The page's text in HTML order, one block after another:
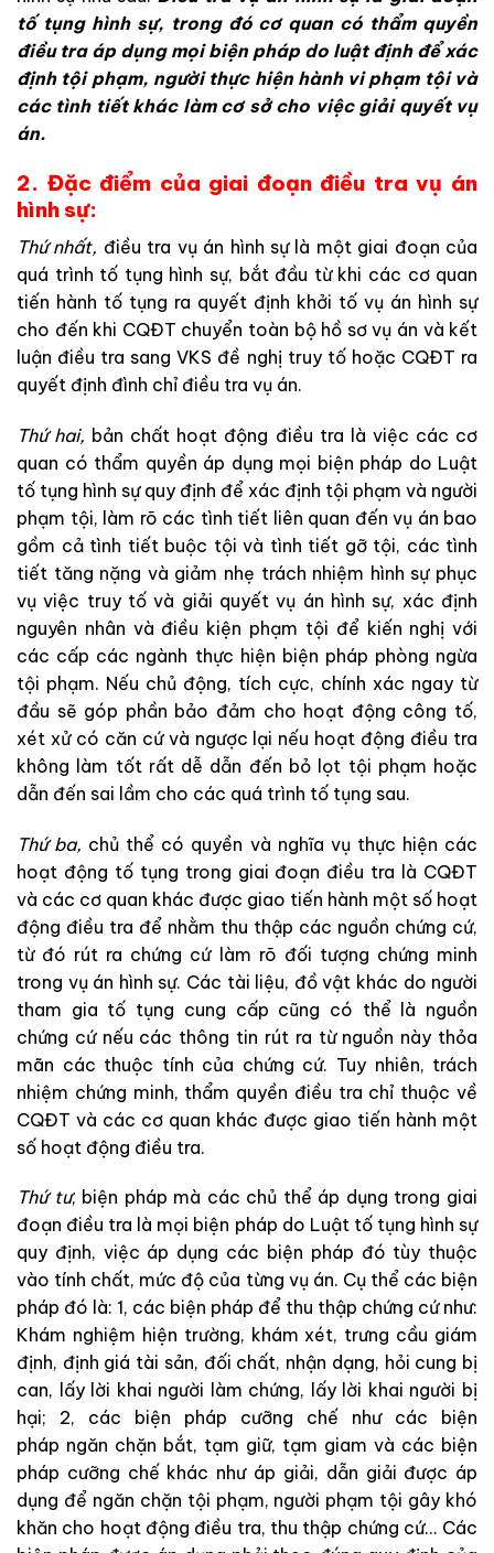
tố tụng hình sự, trong đó cơ quan có thẩm quyền
điều tra áp dụng mọi biện pháp do luật định để xác
định tội phạm, người thực hiện hành vi phạm tội và
các tình tiết khác làm cơ sở cho việc giải quyết vụ
án.
2. Đặc điểm của giai đoạn điều tra vụ án
hình sự:
Thứnhất, điều tra vụ án hình sự là một giai đoạn của
quá trình tố tụng hình sự, bắt đầu từ khi các cơ quan
tiến hành tố tụng ra quyết định khởi tố vụ án hình sự
cho đến khi CQĐT chuyển toàn bộ hồ sơvụ án và kết
luận điều tra sangVKS đề nghị truy tố hoặc CQĐT ra
quyết định đình chỉ điều tra vụ án.
Thứhai, bản chất hoạt động điều tra là việc các cơ
quan có thẩm quyền áp dụng mọi biện pháp do Luật
tố tụng hình sự quy định để xác định tội phạm và người
phạm tội, làm rõ các tình tiết liên quan đến vụ án bao
gồm cả tình tiết buộc tội và tình tiết gỡ tội, các tình
tiết tăng nặng và giảm nhẹ trách nhiệm hình sự phục
vụ việc truy tốvà giải quyếtvụ án hình sự, xác định
nguyên nhân và điều kiện phạm tội để kiến nghịvới
các cấp các ngành thực hiện biện pháp phòng ngừa
tội phạm. Nếu chủ động, tích cực, chính xác ngay từ
đầu sẽ góp phần bảo đảm cho hoạt động công tố,
xét xử có căn cứ và ngược lại nếu hoạt động điều tra
không làm tốt rất dễ dẫn đến bỏ lọt tội phạm hoặc
dẫn đến sai lầm cho các quá trình tố tụng sau.
Thứba, chủ thể có quyền và nghĩa vụ thực hiện các
hoạt động tố tụng trong giai đoạn điều tra là CQĐT
và các cơ quan khác được giao tiến hành một số hoạt
động điều tra để nhằm thu thập các nguồn chứng cứ,
từ đó rút ra chứng cứ làm rõ đối tượng chứng minh
trong vụ án hình sự. Các tài liệu, đồvật khác do người
tham gia tố tụng cung cấp cũng có thể là nguồn
chứng cứ nếu các thông tin rút ra từ nguồn này thỏa
mãn các thuộc tính của chứng cứ. Tuy nhiên, trách
nhiệm chứng minh, thẩm quyền điều tra chỉ thuộcvề
CQĐT và các cơ quan khác được giao tiến hành một
số hoạt động điều tra.
Thứ tư, biện pháp mà các chủ thể áp dụng trong giai
đoạn điều tra là mọi biện pháp do Luật tố tụng hình sự
quy định, việc áp dụng các biện pháp đó tùy thuộc
vào tính chất, mức độ của từng vụ án. Cụ thể các biện
pháp đó là: 1, các biện pháp để thu thập chứng cứ như:
Khám nghiệm hiện trường, khámxét, trưng cầu giám
định, định giá tài sản, đối chất, nhận dạng, hỏi cung bị
can, lấy lời khai người làm chứng, lấy lời khai người bị
hại; 2, các biện pháp cưỡng chế như các biện
pháp ngăn chặn bắt, tạm giữ, tạm giam và các biện
pháp cưỡng chế khác như áp giải, dẫn giải được áp
dụng để ngăn chặn tội phạm, người phạm tội gây khó
khăn cho hoạt động điều tra, thu thập chứng cứ... Các